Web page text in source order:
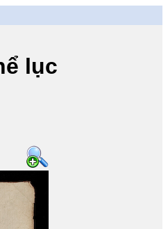
lục